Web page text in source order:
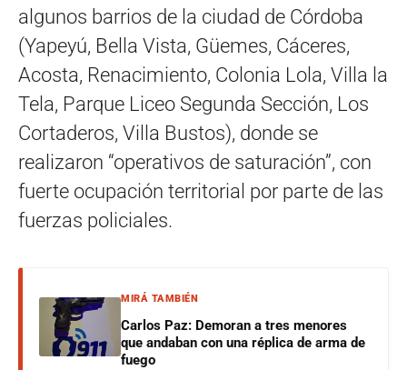
algunos barrios de la ciudad de Córdoba
(Yapeyú, Bella Vista, Güemes, Cáceres,
Acosta, Renacimiento, Colonia Lola, Villa la
Tela, Parque Liceo Segunda Sección, Los
Cortaderos, Villa Bustos), donde se
realizaron “operativos de saturación”, con
fuerte ocupación territorial por parte de las
fuerzas policiales.
MIRÁ TAMBIÉN
Carlos Paz: Demoran a tres menores
que andaban con una réplica de arma de
fuego